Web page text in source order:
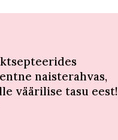
naisterahvas,
väärilise tasu eest!